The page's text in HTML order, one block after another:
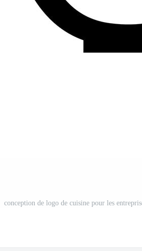
conception de logo de cuisine pour les